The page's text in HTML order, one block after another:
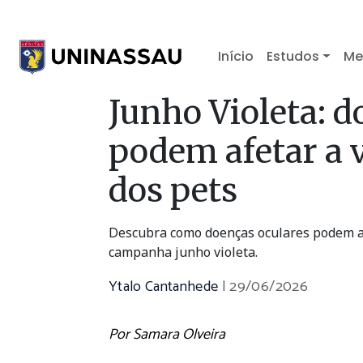
Início Estudos
Junho Violeta:
podem afetar a
dos pets
Descubra como doenças oculares
campanha junho violeta.
Ytalo Cantanhede |29/06/2026
Por Samara Olveira